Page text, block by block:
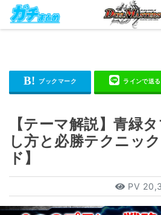
【テーマ解説】青緑
し方と必勝テクニッ
ド】
PV